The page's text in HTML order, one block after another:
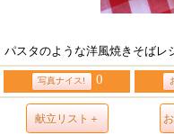
パスタのような洋風焼きそばレ
写真ナイス! 0
献立リスト＋